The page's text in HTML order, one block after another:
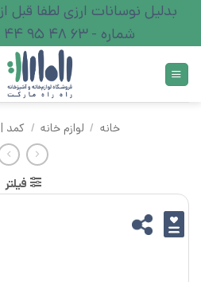
content
بدلیل نوسانات ارزی لطفا قبل
شماره - 63 48 95 44 - تماس بگیرید.
خانه / لوازم خانه / کمد
فیلتر